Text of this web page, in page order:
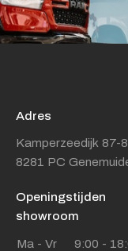
Adres
Kamperzeedijk 87-
8281 PC
Openingstijden
showroom
Ma - Vr
9:00 -